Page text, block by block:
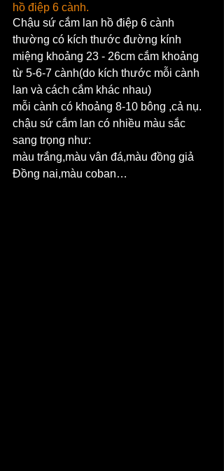
hồ điệp 6 cành.
Chậu sứ cắm lan hồ điệp 6 cành
thường có kích thước đường kính
miệng khoảng 23 - 26cm cắm khoảng
từ 5-6-7 cành(do kích thước mỗi cành
lan và cách cắm khác nhau)
mỗi cành có khoảng 8-10 bông ,cả nụ.
chậu sứ cắm lan có nhiều màu sắc
sang trọng như:
màu trắng,màu vân đá,màu đồng giả
Đồng nai,màu coban…